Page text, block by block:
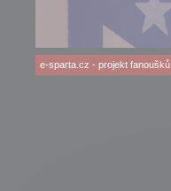
e-sparta.cz - projekt fanoušků